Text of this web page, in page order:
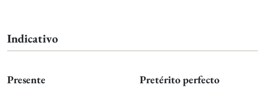
Indicativo
Presente Pretérito perfecto